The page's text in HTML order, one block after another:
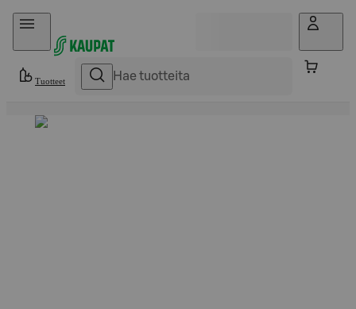
Hyppää sisältöön
Tuotteet